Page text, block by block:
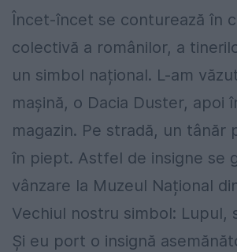
Încet-încet se conturează în
colectivă a românilor, a
un simbol național. L-am
mașină, o Dacia Duster, apoi
magazin. Pe stradă, un tânăr
în piept. Astfel de insigne se
vânzare la Muzeul Național
Vechiul nostru simbol: Lupul,
Și eu port o insignă